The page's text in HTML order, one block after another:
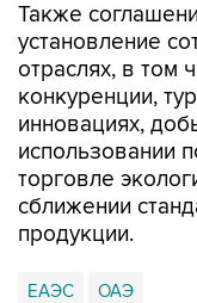
Также
установление
отраслях, в том
конкуренции,
инновациях,
использовании
торговле
сближении
продукции.
ЕАЭС ОАЭ